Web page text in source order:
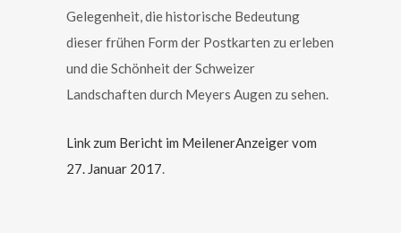
Gelegenheit, die historische Bedeutung
dieser frühen Form der Postkarten zu erleben
und die Schönheit der Schweizer
Landschaften durch Meyers Augen zu sehen.
Link zum Bericht im MeilenerAnzeiger vom
27. Januar 2017.